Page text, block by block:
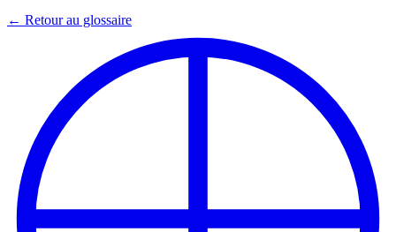
← Retour au glossaire